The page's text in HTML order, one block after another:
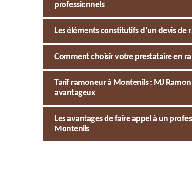
professionnels
Les éléments constitutifs d’un devis
Comment choisir votre prestataire en
Tarif ramoneur à Montenils : MJ
avantageux
Les avantages de faire appel à un
Montenils